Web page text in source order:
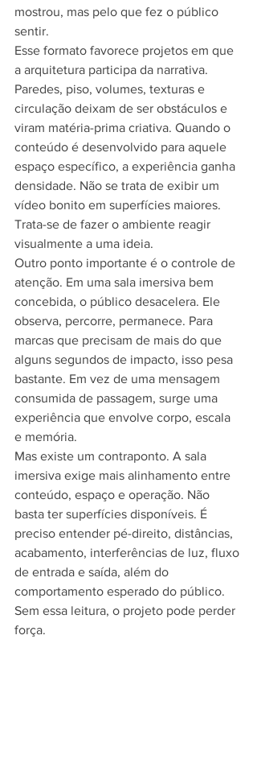
mostrou, mas pelo que fez o público
sentir.
Esse formato favorece projetos em que
a arquitetura participa da narrativa.
Paredes, piso, volumes, texturas e
circulação deixam de ser obstáculos e
viram matéria-prima criativa. Quando o
conteúdo é desenvolvido para aquele
espaço específico, a experiência ganha
densidade. Não se trata de exibir um
vídeo bonito em superfícies maiores.
Trata-se de fazer o ambiente reagir
visualmente a uma ideia.
Outro ponto importante é o controle de
atenção. Em uma sala imersiva bem
concebida, o público desacelera. Ele
observa, percorre, permanece. Para
marcas que precisam de mais do que
alguns segundos de impacto, isso pesa
bastante. Em vez de uma mensagem
consumida de passagem, surge uma
experiência que envolve corpo, escala
e memória.
Mas existe um contraponto. A sala
imersiva exige mais alinhamento entre
conteúdo, espaço e operação. Não
basta ter superfícies disponíveis. É
preciso entender pé-direito, distâncias,
acabamento, interferências de luz, fluxo
de entrada e saída, além do
comportamento esperado do público.
Sem essa leitura, o projeto pode perder
força.